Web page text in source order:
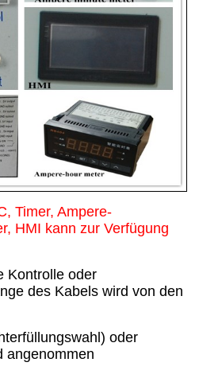
Timer, Ampere-
HMI kann zur Verfügung
Kontrolle oder
des Kabels wird von den
oder
angenommen